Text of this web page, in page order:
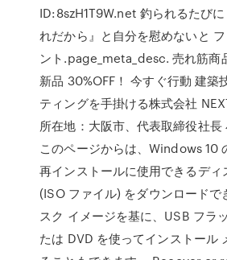
ID:8szH1T9W.net 釣られるたび
れだから』と自分を慰めないと
ント.page_meta_desc. 売れ筋商
新品 30%OFF！ 今すぐ行動 建築
ティングを手掛ける株式会社
所在地：大阪市、代表取締役社長
このページからは、Windows 10
再インストールに使用できるディ
(ISO ファイル) をダウンロードで
スク イメージを基に、USB フラ
たは DVD を使ってインストール